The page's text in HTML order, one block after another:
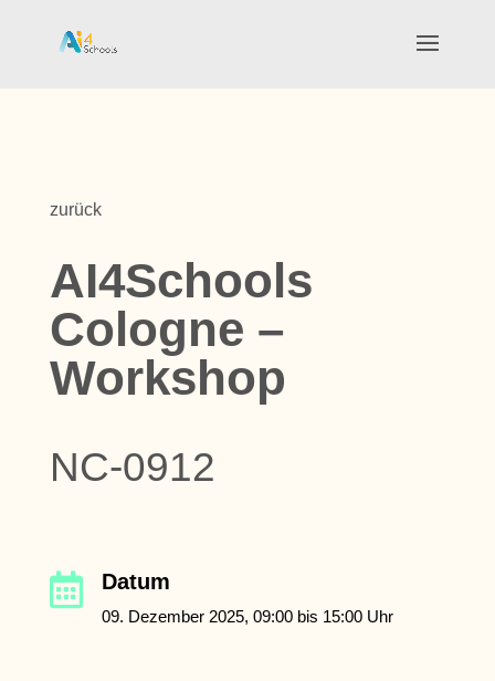
zurück
AI4Schools
Cologne –
Workshop
NC-0912
 Datum
09. Dezember 2025, 09:00 bis 15:00 Uhr